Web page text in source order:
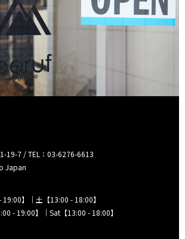
19-7 / TEL：03-6276-6613
Japan
】｜土【13:00 - 18:00】
- 19:00】｜Sat【13:00 - 18:00】